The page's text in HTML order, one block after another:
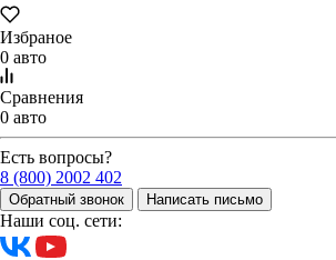
Избраное
0 авто
Сравнения
0 авто
Есть вопросы?
8 (800) 2002 402
Обратный звонок Написать письмо
Наши соц. сети:
ГК "ЛУИДОР" ПРОДОЛЖАЕТ РАБОТУ
ЛОКАЛИЗАЦИИ
Заместитель министра промышленности и
автомобилей и производства
ГК "Луидор".
02.06.2023
Все новости